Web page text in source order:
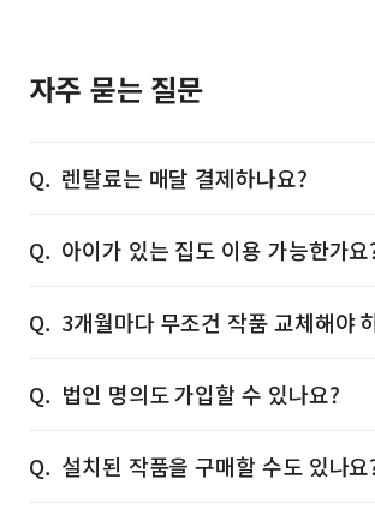
자주 묻는 질문
렌탈료는 매달 결제하나요?
아이가 있는 집도 이용 가능한가요
3개월마다 무조건 작품 교체해야
법인 명의도 가입할 수 있나요?
설치된 작품을 구매할 수도 있나요